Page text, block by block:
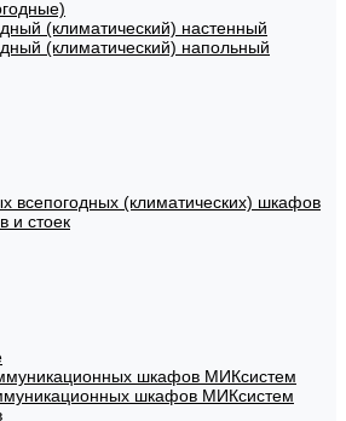
(климатический) настенный
(климатический) напольный
всепогодных (климатических) шкафов
и стоек
шкафов МИКсистем
шкафов МИКсистем